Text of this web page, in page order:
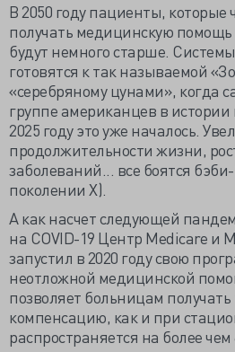
В 2050 году пациенты, которые
получать медицинскую помощь
будут немного старше.
готовятся к так называемой
«серебряному цунами», когда
группе американцев в истории
2025 году это уже началось.
продолжительности жизни,
заболеваний... все боятся
поколении X).
А как насчет следующей
на COVID-19 Центр Medicare и
запустил в 2020 году свою
неотложной медицинской
позволяет больницам
компенсацию, как и при
распространяется на более